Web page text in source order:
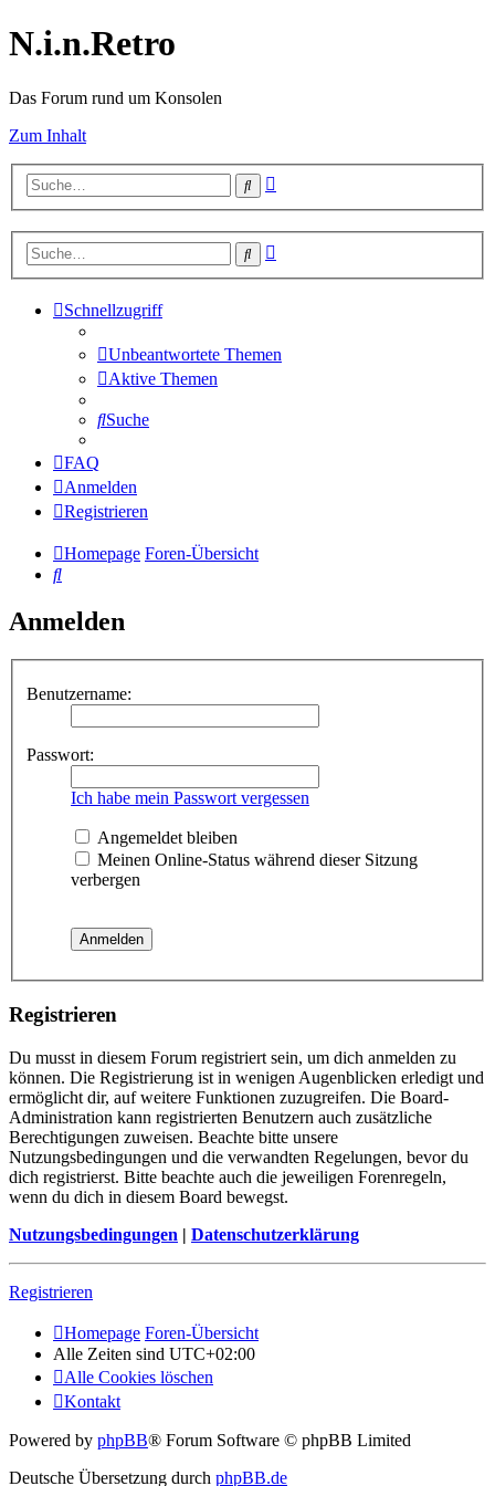
N.i.n.Retro
Das Forum rund um Konsolen
Zum Inhalt
Suche
Suche
Schnellzugriff
Unbeantwortete Themen
Aktive Themen
Suche
FAQ
Anmelden
Registrieren
Homepage Foren-Übersicht
Suche
Anmelden
Benutzername:
Passwort:
Ich habe mein Passwort vergessen
Angemeldet bleiben
Meinen Online-Status während dieser Sitzung
verbergen
Registrieren
Du musst in diesem Forum registriert sein, um dich anmelden zu
können. Die Registrierung ist in wenigen Augenblicken erledigt und
ermöglicht dir, auf weitere Funktionen zuzugreifen. Die Board-
Administration kann registrierten Benutzern auch zusätzliche
Berechtigungen zuweisen. Beachte bitte unsere
Nutzungsbedingungen und die verwandten Regelungen, bevor du
dich registrierst. Bitte beachte auch die jeweiligen Forenregeln,
wenn du dich in diesem Board bewegst.
Nutzungsbedingungen | Datenschutzerklärung
Registrieren
Homepage Foren-Übersicht
Alle Zeiten sind UTC+02:00
Alle Cookies löschen
Kontakt
Powered by phpBB® Forum Software © phpBB Limited
Deutsche Übersetzung durch phpBB.de